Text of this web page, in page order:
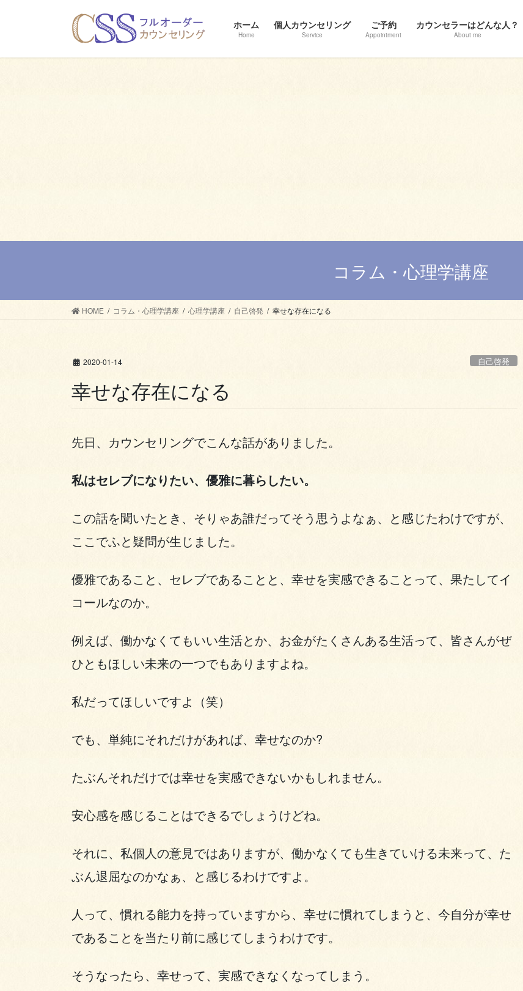
ホーム
Home
個人カウンセリング
Service
ご予約
Appointment
カウンセラーはどんな人？
About me
コラム・心理学講座
HOME コラム・心理学講座 心理学講座 自己啓発 幸せな存在になる
2020-01-14 自己啓発
幸せな存在になる
先日、カウンセリングでこんな話がありました。
私はセレブになりたい、優雅に暮らしたい。
この話を聞いたとき、そりゃあ誰だってそう思うよなぁ、と感じたわけですが、
ここでふと疑問が生じました。
優雅であること、セレブであることと、幸せを実感できることって、果たしてイ
コールなのか。
例えば、働かなくてもいい生活とか、お金がたくさんある生活って、皆さんがぜ
ひともほしい未来の一つでもありますよね。
私だってほしいですよ（笑）
でも、単純にそれだけがあれば、幸せなのか?
たぶんそれだけでは幸せを実感できないかもしれません。
安心感を感じることはできるでしょうけどね。
それに、私個人の意見ではありますが、働かなくても生きていける未来って、た
ぶん退屈なのかなぁ、と感じるわけですよ。
人って、慣れる能力を持っていますから、幸せに慣れてしまうと、今自分が幸せ
であることを当たり前に感じてしまうわけです。
そうなったら、幸せって、実感できなくなってしまう。